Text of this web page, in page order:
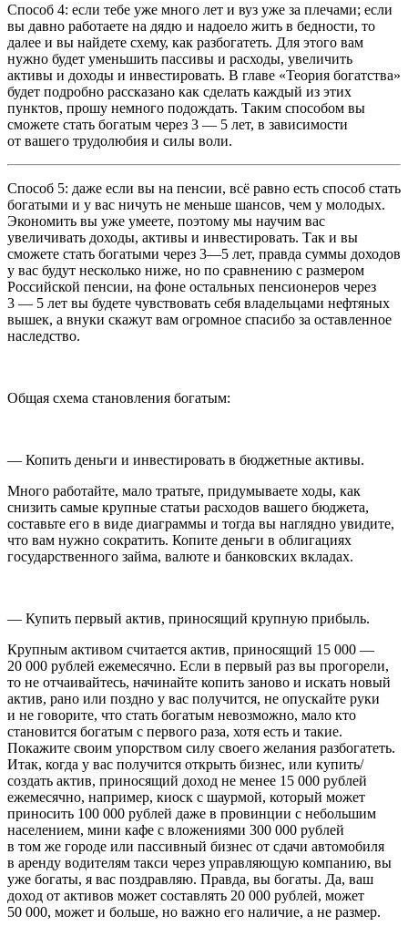
Способ 4: если тебе уже много лет и вуз уже за плечами; если
вы давно работаете на дядю и надоело жить в бедности, то
далее и вы найдете схему, как разбогатеть. Для этого вам
нужно будет уменьшить пассивы и расходы, увеличить
активы и доходы и инвестировать. В главе «Теория богатства»
будет подробно рассказано как сделать каждый из этих
пунктов, прошу немного подождать. Таким способом вы
сможете стать богатым через 3 — 5 лет, в зависимости
от вашего трудолюбия и силы воли.
Способ 5: даже если вы на пенсии, всё равно есть способ стать
богатыми и у вас ничуть не меньше шансов, чем у молодых.
Экономить вы уже умеете, поэтому мы научим вас
увеличивать доходы, активы и инвестировать. Так и вы
сможете стать богатыми через 3—5 лет, правда суммы доходов
у вас будут несколько ниже, но по сравнению с размером
Российской пенсии, на фоне остальных пенсионеров через
3 — 5 лет вы будете чувствовать себя владельцами нефтяных
вышек, а внуки скажут вам огромное спасибо за оставленное
наследство.
Общая схема становления богатым:
— Копить деньги и инвестировать в бюджетные активы.
Много работайте, мало тратьте, придумываете ходы, как
снизить самые крупные статьи расходов вашего бюджета,
составьте его в виде диаграммы и тогда вы наглядно увидите,
что вам нужно сократить. Копите деньги в облигациях
государственного займа, валюте и банковских вкладах.
— Купить первый актив, приносящий крупную прибыль.
Крупным активом считается актив, приносящий 15 000 —
20 000 рублей ежемесячно. Если в первый раз вы прогорели,
то не отчаивайтесь, начинайте копить заново и искать новый
актив, рано или поздно у вас получится, не опускайте руки
и не говорите, что стать богатым невозможно, мало кто
становится богатым с первого раза, хотя есть и такие.
Покажите своим упорством силу своего желания разбогатеть.
Итак, когда у вас получится открыть бизнес, или купить/
создать актив, приносящий доход не менее 15 000 рублей
ежемесячно, например, киоск с шаурмой, который может
приносить 100 000 рублей даже в провинции с небольшим
населением, мини кафе с вложениями 300 000 рублей
в том же городе или пассивный бизнес от сдачи автомобиля
в аренду водителям такси через управляющую компанию, вы
уже богаты, я вас поздравляю. Правда, вы богаты. Да, ваш
доход от активов может составлять 20 000 рублей, может
50 000, может и больше, но важно его наличие, а не размер.